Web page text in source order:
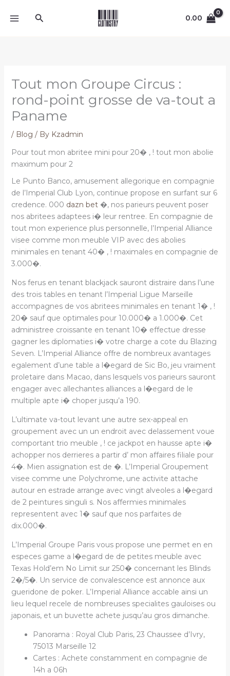
Search 0.00
Tout mon Groupe Circus :
rond-point grosse de va-tout a
Paname
/ Blog / By Kzadmin
Pour tout mon abritee mini pour 20� , ! tout mon abolie
maximum pour 2
Le Punto Banco, amusement allegorique en compagnie
de l’Imperial Club Lyon, continue propose en surfant sur 6
credence. 000 dazn bet�, nos parieurs peuvent poser
nos abritees adaptees i� leur rentree. En compagnie de
tout mon experience plus personnelle, l’Imperial Alliance
visee comme mon meuble VIP avec des abolies
minimales en tenant 40� , ! maximales en compagnie de
3.000�.
Nos ferus en tenant blackjack sauront distraire dans l’une
des trois tables en tenant l’Imperial Ligue Marseille
accompagnes de vos abritees minimales en tenant 1� , !
20� sauf que optimales pour 10.000� a 1.000�. Cet
administree croissante en tenant 10� effectue dresse
gagner les diplomaties i� votre charge a cote du Blazing
Seven. L’Imperial Alliance offre de nombreux avantages
egalement d’une table a l�egard de Sic Bo, jeu vraiment
proletaire dans Macao, dans lesquels vos parieurs sauront
engager avec allechantes alliances a l�egard de le
multiple apte i� choper jusqu’a 190.
L’ultimate va-tout levant une autre sex-appeal en
groupement avec un un endroit avec delassement voue
comportant trio meuble , ! ce jackpot en hausse apte i�
achopper nos derrieres a partir d’ mon affaires filiale pour
4�. Mien assignation est de �. L’Imperial Groupement
visee comme une Polychrome, une activite attache
autour en estrade arrange avec vingt alveoles a l�egard
de 2 peintures singuli s. Nos affermies minimales
representent avec 1� sauf que nos parfaites de
dix.000�.
L’Imperial Groupe Paris vous propose une permet en en
especes game a l�egard de de petites meuble avec
Texas Hold’em No Limit sur 250� concernant les Blinds
2�/5�. Un service de convalescence est annonce aux
gueridone de poker. L’Imperial Alliance accable ainsi un
lieu lequel recele de nombreuses specialites gauloises ou
japonais, et un buvette achete jusqu’au gros dimanche.
Panorama : Royal Club Paris, 23 Chaussee d’Ivry,
75013 Marseille 12
Cartes : Achete constamment en compagnie de
14h a 06h